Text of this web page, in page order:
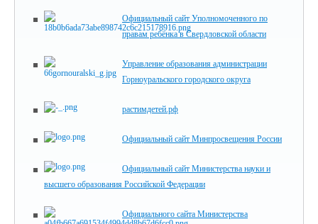
Официальный сайт Уполномоченного по
правам ребёнка в Свердловской области
Управление образования администрации
Горноуральского городского округа
растимдетей.рф
Официальный сайт Минпросвещения России
Официальный сайт Министерства науки и
высшего образования Российской Федерации
Официального сайта Министерства